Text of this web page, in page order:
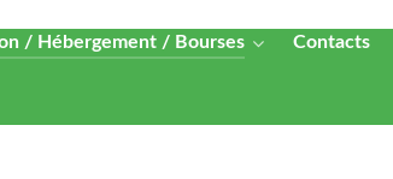
/ Hébergement / Bourses Contacts